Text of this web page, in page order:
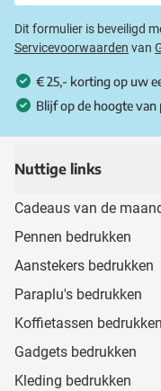
Dit formulier is beveiligd
Servicevoorwaarden van
€ 25,- korting op uw
Blijf op de hoogte
Nuttige links
Cadeaus van de
Pennen bedrukken
Aanstekers bedrukken
Paraplu's bedrukken
Koffietassen bedrukken
Gadgets bedrukken
Kleding bedrukken